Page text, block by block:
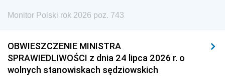
Monitor Polski rok 2026 poz. 743
OBWIESZCZENIE MINISTRA
SPRAWIEDLIWOŚCI z dnia 24 lipca 2026 r. o
wolnych stanowiskach sędziowskich